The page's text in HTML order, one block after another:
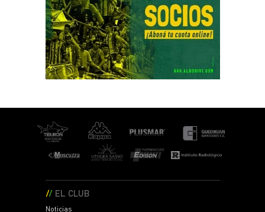
EL CLUB
Noticias